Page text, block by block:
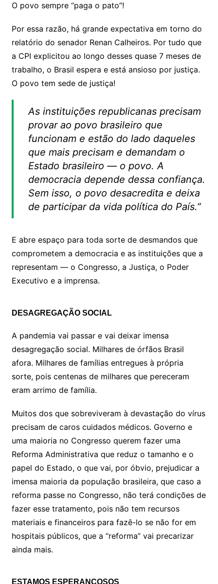
O povo sempre “paga o pato”!
Por essa razão, há grande expectativa em torno do
relatório do senador Renan Calheiros. Por tudo que
a CPI explicitou ao longo desses quase 7 meses de
trabalho, o Brasil espera e está ansioso por justiça.
O povo tem sede de justiça!
As instituições republicanas precisam
provar ao povo brasileiro que
funcionam e estão do lado daqueles
que mais precisam e demandam o
Estado brasileiro — o povo. A
democracia depende dessa confiança.
Sem isso, o povo desacredita e deixa
de participar da vida política do País.”
E abre espaço para toda sorte de desmandos que
comprometem a democracia e as instituições que a
representam — o Congresso, a Justiça, o Poder
Executivo e a imprensa.
DESAGREGAÇÃO SOCIAL
A pandemia vai passar e vai deixar imensa
desagregação social. Milhares de órfãos Brasil
afora. Milhares de famílias entregues à própria
sorte, pois centenas de milhares que pereceram
eram arrimo de família.
Muitos dos que sobreviveram à devastação do vírus
precisam de caros cuidados médicos. Governo e
uma maioria no Congresso querem fazer uma
Reforma Administrativa que reduz o tamanho e o
papel do Estado, o que vai, por óbvio, prejudicar a
imensa maioria da população brasileira, que caso a
reforma passe no Congresso, não terá condições de
fazer esse tratamento, pois não tem recursos
materiais e financeiros para fazê-lo se não for em
hospitais públicos, que a “reforma” vai precarizar
ainda mais.
ESTAMOS ESPERANÇOSOS